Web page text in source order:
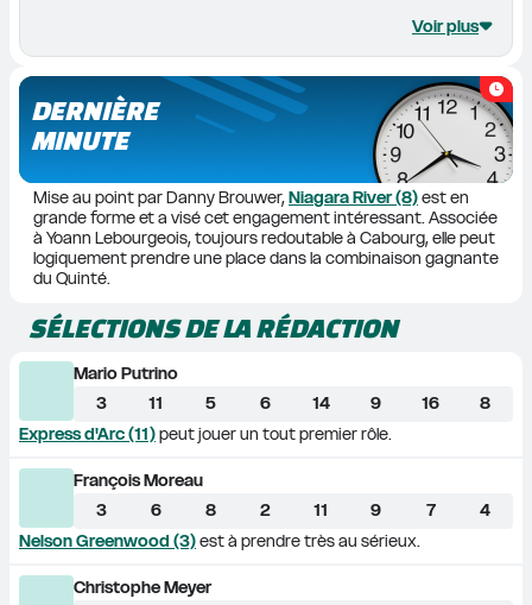
Voir plus
DERNIÈRE
MINUTE
Mise au point par Danny Brouwer, Niagara River (8) est en
grande forme et a visé cet engagement intéressant. Associée
à Yoann Lebourgeois, toujours redoutable à Cabourg, elle peut
logiquement prendre une place dans la combinaison gagnante
du Quinté.
SÉLECTIONS DE LA RÉDACTION
Mario Putrino
3
11 5 6 14 9 16
8
Express d'Arc (11) peut jouer un tout premier rôle.
François Moreau
3
6 8 2 11 9 7
4
Nelson Greenwood (3) est à prendre très au sérieux.
Christophe Meyer